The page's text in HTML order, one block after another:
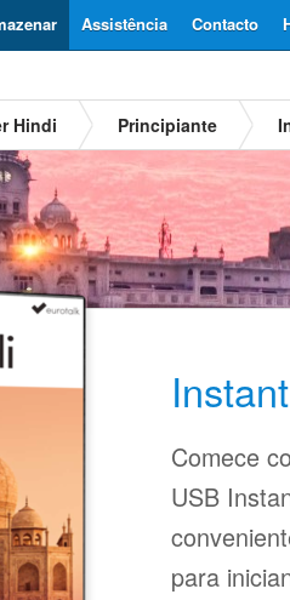
Contacto
Assistência
Hindi Principiante
Comece
USB
para